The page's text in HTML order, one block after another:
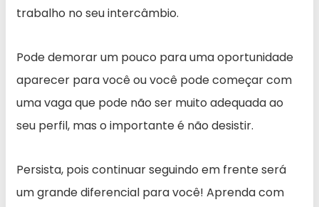
trabalho no seu intercâmbio.
Pode demorar um pouco para uma oportunidade
aparecer para você ou você pode começar com
uma vaga que pode não ser muito adequada ao
seu perfil, mas o importante é não desistir.
Persista, pois continuar seguindo em frente será
um grande diferencial para você! Aprenda com